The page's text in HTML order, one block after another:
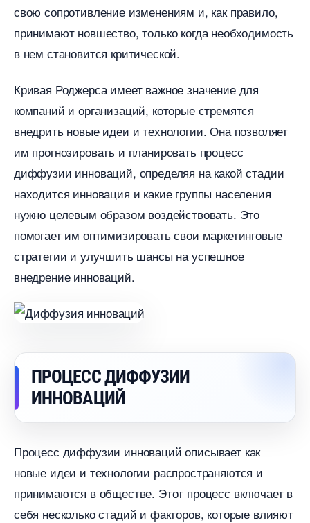
свою сопротивление изменениям и, как правило,
принимают новшество, только когда необходимость
нем становится критической.
Кривая Роджерса имеет важное значение для
компаний и организаций, которые стремятся
недрить новые идеи и технологии. Она позволяет
им прогнозировать и планировать процесс
диффузии инноваций, определяя на какой стадии
находится инновация и какие группы населения
нужно целевым образом воздействовать.​ Это
помогает им оптимизировать свои маркетинговые
стратегии и улучшить шансы на успешное
недрение инноваций.
ПРОЦЕСС ДИФФУЗИИ
ИННОВАЦИЙ
Процесс диффузии инноваций описывает как
новые идеи и технологии распространяются и
принимаются в обществе.​ Этот процесс включает
себя несколько стадий и факторов, которые влияют